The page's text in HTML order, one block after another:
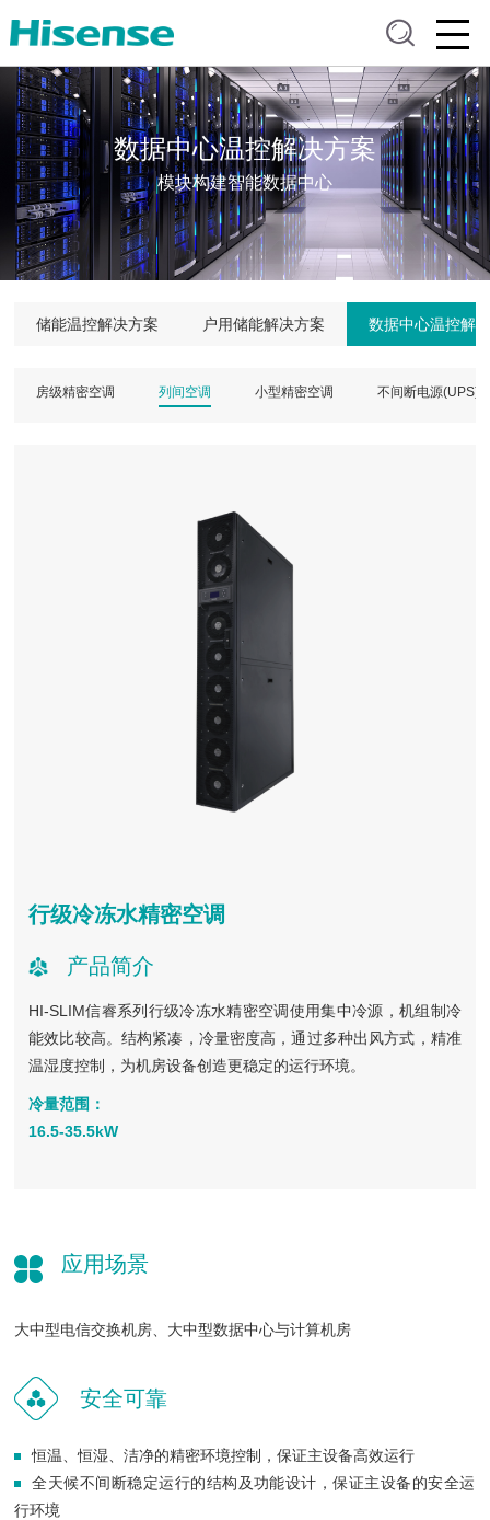
数据中心温控解决方案
模块构建智能数据中心
储能温控解决方案 户用储能解决方案 数据中心温控解
房级精密空调 列间空调 小型精密空调 不间断电源(UPS)
行级冷冻水精密空调
产品简介
HI-SLIM信睿系列行级冷冻水精密空调使用集中冷源，机组制冷
能效比较高。结构紧凑，冷量密度高，通过多种出风方式，精准
温湿度控制，为机房设备创造更稳定的运行环境。
冷量范围：
16.5-35.5kW
应用场景
大中型电信交换机房、大中型数据中心与计算机房
安全可靠
恒温、恒湿、洁净的精密环境控制，保证主设备高效运行
全天候不间断稳定运行的结构及功能设计，保证主设备的安全运
行环境